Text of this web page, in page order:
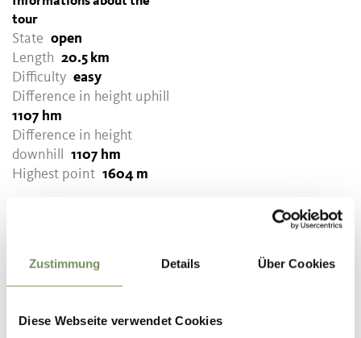
Zustimmung Details Über Cookies
Diese Webseite verwendet Cookies
tour
State open
Length 20.5 km
Difficulty easy
Difference in height uphill
1107 hm
Difference in height
downhill
1107 hm
Highest point 1604 m
Töll